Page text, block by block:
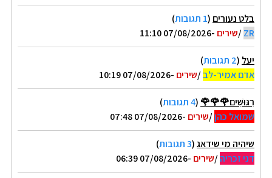
בלט נעורים (1 תגובות
)
ZR
/שירים -07/08/2026 11:10
יעל (2 תגובות
)
אדם אמיר-לב/שירים -07/08/2026 10:19
רִגּוּשִׁים🌹🌹🌹 (4 תגובות
)
שמואל כהן/שירים -07/08/2026 07:48
שיהיה מי שידאג(3 תגובות
)
דני זכריה/שירים -07/08/2026 06:39